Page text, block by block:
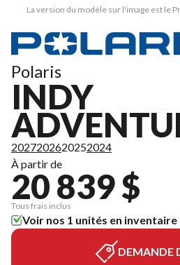
La version du modèle sur l'image est le
Polaris
INDY
2027202620252024
À partir de
20 839 $
Tous frais inclus
Voir nos 1 unités en inventaire
DEMANDE